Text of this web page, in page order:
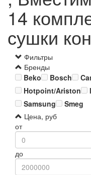
14
сушки
Фильтры
Бренды
Beko
Bosch
Hotpoint/Ariston
Samsung
Smeg
Цена, руб
от
до